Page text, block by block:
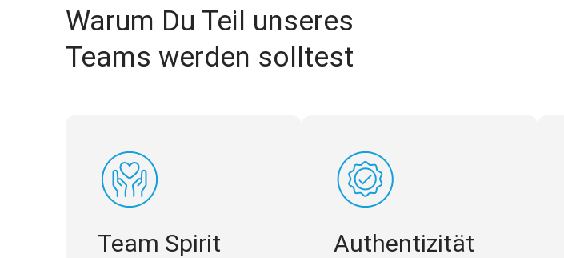
Warum Du Teil unseres
Teams werden solltest
Team Spirit Authentizität